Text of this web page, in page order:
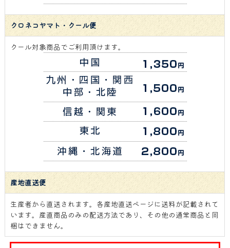
クロネコヤマト・クール便
クール対象商品でご利用頂けます。
産地直送便
生産者から直送されます。各産地直送ページに送料が記載されて
います。産直商品のみの配送方法であり、その他の通常商品と同
梱はできません。